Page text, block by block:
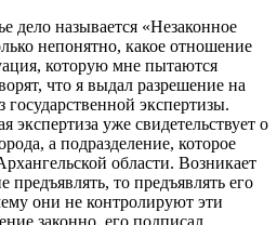
дело называется «Незаконное
непонятно, какое отношение
которую мне пытаются
что я выдал разрешение на
государственной экспертизы.
экспертиза уже свидетельствует о
а подразделение, которое
области. Возникает
то предъявлять его
они не контролируют эти
законно, его подписал